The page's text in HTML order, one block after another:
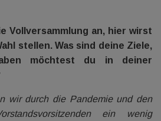
Vollversammlung an, hier wirst
stellen. Was sind deine Ziele,
möchtest du in deiner
wir durch die Pandemie und den
ein wenig